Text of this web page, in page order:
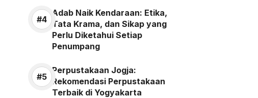
Adab Naik Kendaraan: Etika,
Tata Krama, dan Sikap yang
Perlu Diketahui Setiap
Penumpang
Perpustakaan Jogja:
Rekomendasi Perpustakaan
Terbaik di Yogyakarta